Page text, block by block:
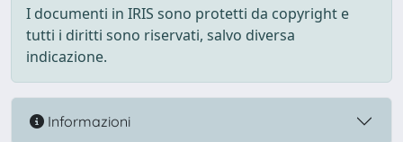
I documenti in IRIS sono protetti da copyright e
tutti i diritti sono riservati, salvo diversa
indicazione.
Informazioni